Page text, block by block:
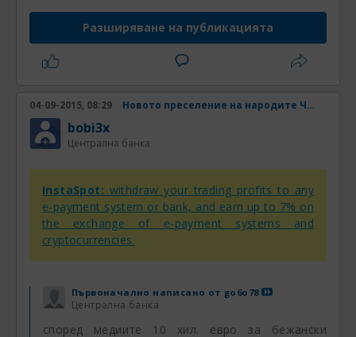
Разширяване на публикацията
04-09-2015, 08:29 Новото преселение на народите Част 4
bobi3x
Централна банка
InstaSpot: withdraw your trading profits to any
e-payment system or bank, and earn up to 7% on
the exchange of e-payment systems and
cryptocurrencies.
Първоначално написано от go6o78
Централна банка
според медиите 10 хил. евро за бежански